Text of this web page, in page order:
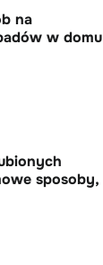
na
w domu
sposoby,